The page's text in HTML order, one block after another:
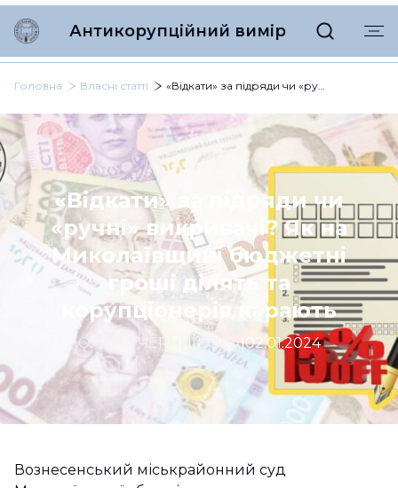
Антикорупційний вимір
Головна Власні статті «Відкати» за підряди чи «ручні» викривачі? Як на Миколаївщині бюджетні гроші ділять та корупціонерів карають
«Відкати» за підряди чи
«ручні» викривачі? Як на
Миколаївщині бюджетні
гроші ділять та
корупціонерів карають
ОЛЕНА ЧЕРНИШОВА|02.01.2024
Вознесенський міськрайонний суд